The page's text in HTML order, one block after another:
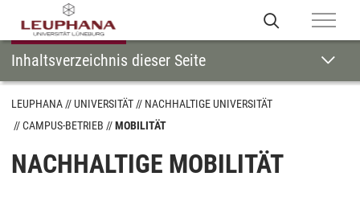
LEUPHANA UNIVERSITÄT
NACHHALTIGE UNIVERSITÄT
CAMPUS-BETRIEB
MOBILITÄT
NACHHALTIGE MOBILITÄT
Inhaltsverzeichnis dieser Seite